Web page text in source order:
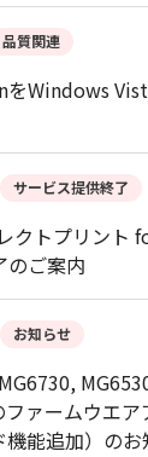
品質関連
をWindows
サービス提供終了
クトプリント
のご案内
お知らせ
ァームウエ
機能追加）のお